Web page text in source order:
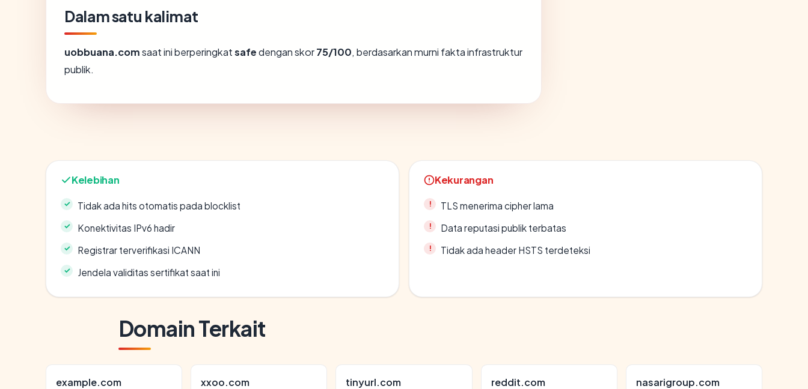
Dalam satu kalimat
uobbuana.comsaat ini berperingkatsafedengan skor75/100, berdasarkan murni fakta infrastruktur
publik.
Kelebihan
Tidak ada hits otomatis pada blocklist
Konektivitas IPv6 hadir
Registrar terverifikasi ICANN
Jendela validitas sertifikat saat ini
Kekurangan
TLS menerima cipher lama
Data reputasi publik terbatas
Tidak ada header HSTS terdeteksi
Domain Terkait
example.com xxoo.com tinyurl.com reddit.com nasarigroup.com